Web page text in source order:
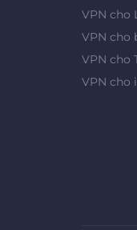
VPN cho
VPN cho
VPN cho
VPN cho